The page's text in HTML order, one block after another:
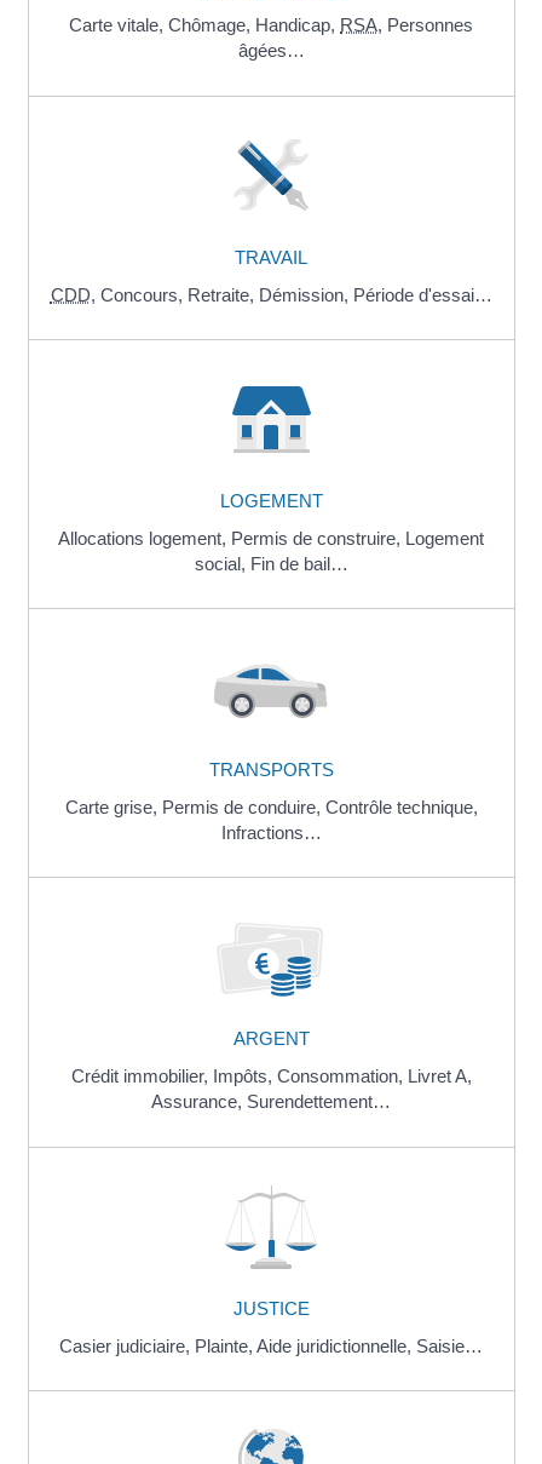
Carte vitale, Chômage, Handicap, RSA, Personnes
âgées…
TRAVAIL
CDD, Concours, Retraite, Démission, Période d'essai…
LOGEMENT
Allocations logement, Permis de construire, Logement
social, Fin de bail…
TRANSPORTS
Carte grise, Permis de conduire, Contrôle technique,
Infractions…
ARGENT
Crédit immobilier, Impôts, Consommation, Livret A,
Assurance, Surendettement…
JUSTICE
Casier judiciaire, Plainte, Aide juridictionnelle, Saisie…